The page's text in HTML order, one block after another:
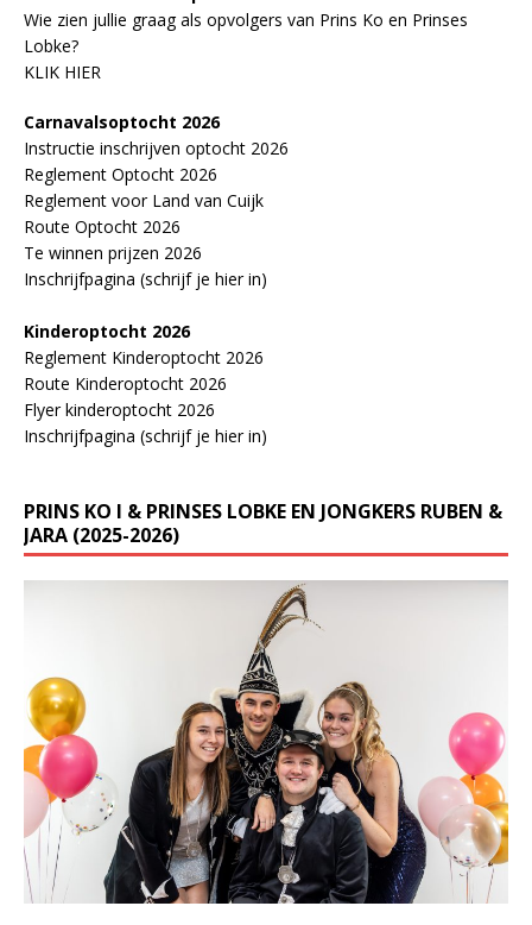
Wie zien jullie graag als opvolgers van Prins Ko en Prinses
Lobke?
KLIK HIER
Carnavalsoptocht 2026
Instructie inschrijven optocht 2026
Reglement Optocht 2026
Reglement voor Land van Cuijk
Route Optocht 2026
Te winnen prijzen 2026
Inschrijfpagina (schrijf je hier in)
Kinderoptocht 2026
Reglement Kinderoptocht 2026
Route Kinderoptocht 2026
Flyer kinderoptocht 2026
Inschrijfpagina (schrijf je hier in)
PRINS KO I & PRINSES LOBKE EN JONGKERS RUBEN &
JARA (2025-2026)